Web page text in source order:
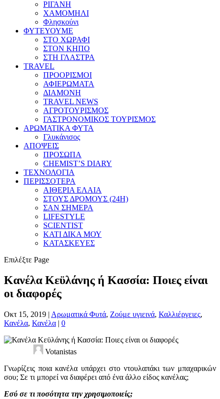
ΡΙΓΑΝΗ
ΧΑΜΟΜΗΛΙ
Φλησκούνι
ΦΥΤΕΥΟΥΜΕ
ΣΤΟ ΧΩΡΑΦΙ
ΣΤΟΝ ΚΗΠΟ
ΣΤΗ ΓΛΑΣΤΡΑ
TRAVEL
ΠΡΟΟΡΙΣΜΟΙ
ΑΦΙΕΡΩΜΑΤΑ
ΔΙΑΜΟΝΗ
TRAVEL NEWS
ΑΓΡΟΤΟΥΡΙΣΜΟΣ
ΓΑΣΤΡΟΝΟΜΙΚΟΣ ΤΟΥΡΙΣΜΟΣ
ΑΡΩΜΑΤΙΚΑ ΦΥΤΑ
Γλυκάνισος
ΑΠΟΨΕΙΣ
ΠΡΟΣΩΠΑ
CHEMIST’S DIARY
ΤΕΧΝΟΛΟΓΙΑ
ΠΕΡΙΣΣΟΤΕΡΑ
ΑΙΘΕΡΙΑ ΕΛΑΙΑ
ΣΤΟΥΣ ΔΡΟΜΟΥΣ (24H)
ΣΑΝ ΣΗΜΕΡΑ
LIFESTYLE
SCIENTIST
ΚΑΤΙ ΔΙΚΑ ΜΟΥ
ΚΑΤΑΣΚΕΥΕΣ
Επιλέξτε Page
Κανέλα Κεϋλάνης ή Κασσία: Ποιες είναι
οι διαφορές
Οκτ 15, 2019 | Αρωματικά Φυτά, Ζούμε υγιεινά, Καλλιέργειες,
Κανέλα, Κανέλα | 0
Votanistas
Γνωρίζεις ποια κανέλα υπάρχει στο ντουλαπάκι των μπαχαρικών
σου; Σε τι μπορεί να διαφέρει από ένα άλλο είδος κανέλας;
Εσύ σε τι ποσότητα την χρησιμοποιείς;